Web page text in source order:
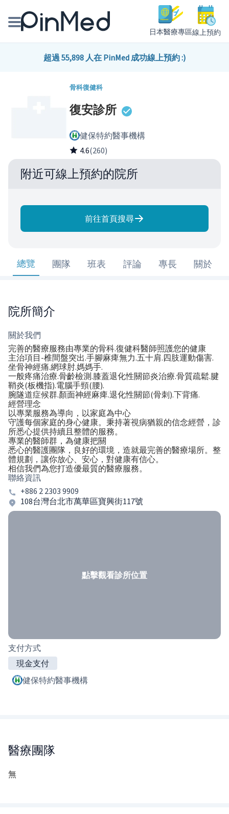
日本醫療專區線上預約
線上預約醫師、院所
我是醫療人員
超過 55,898 人在 PinMed 成功線上預約 :)
骨科復健科
復安診所
健保特約醫事機構
4.6(260)
附近可線上預約的院所
前往首頁搜尋
總覽 團隊 班表 評論 專長 關於
院所簡介
關於我們
完善的醫療服務由專業的骨科.復健科醫師照護您的健康
主治項目-椎間盤突出.手腳麻痺無力.五十肩.四肢運動傷害.
坐骨神經痛.網球肘.媽媽手.
一般疼痛治療.骨齡檢測.膝蓋退化性關節炎治療.骨質疏鬆.腱
鞘炎(板機指).電腦手頸(腰).
腕隧道症候群.顏面神經麻痺.退化性關節(骨刺).下背痛.
經營理念
以專業服務為導向，以家庭為中心
守護每個家庭的身心健康。秉持著視病猶親的信念經營，診
所悉心提供持續且整體的服務。
專業的醫師群，為健康把關
悉心的醫護團隊，良好的環境，造就最完善的醫療場所。整
體規劃，讓你放心、安心，對健康有信心。
相信我們為您打造優最質的醫療服務。
聯絡資訊
+886 2 2303 9909
108台灣台北市萬華區寶興街117號
點擊觀看診所位置
支付方式
現金支付
健保特約醫事機構
醫療團隊
無